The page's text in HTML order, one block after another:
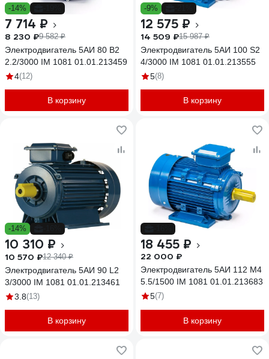
-14%
7 714 ₽
8 230 ₽9 582 ₽
Электродвигатель 5АИ 80 В2
2.2/3000 IM 1081 01.01.213459
4(12)
В корзину
-9%
12 575 ₽
14 509 ₽15 987 ₽
Электродвигатель 5АИ 100 S2
4/3000 IM 1081 01.01.213555
5(8)
В корзину
-14%
10 310 ₽
10 570 ₽12 340 ₽
Электродвигатель 5АИ 90 L2
3/3000 IM 1081 01.01.213461
3.8(13)
В корзину
18 455 ₽
22 000 ₽
Электродвигатель 5АИ 112 М4
5.5/1500 IM 1081 01.01.213683
5(7)
В корзину